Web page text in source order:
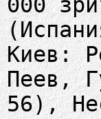
Киев:
Пеев,
56),